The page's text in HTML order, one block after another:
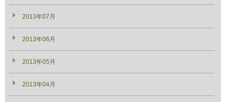
2013年07月
2013年06月
2013年05月
2013年04月